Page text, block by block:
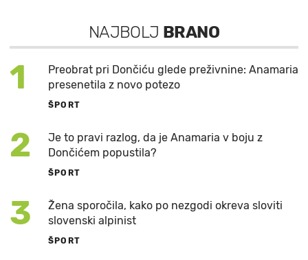
NAJBOLJ BRANO
1
Preobrat pri Dončiću glede preživnine: Anamaria
presenetila z novo potezo
ŠPORT
2
Je to pravi razlog, da je Anamaria v boju z
Dončićem popustila?
ŠPORT
3
Žena sporočila, kako po nezgodi okreva sloviti
slovenski alpinist
ŠPORT